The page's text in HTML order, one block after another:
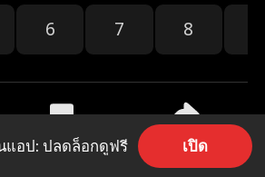
6 7 8
399 แชร์
แอป: ปลดล็อกดูฟรี เปิด